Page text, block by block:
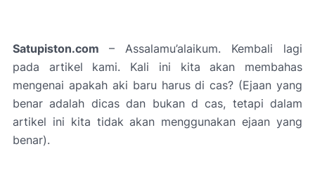
Satupiston.com – Assalamu’alaikum. Kembali lagi
pada artikel kami. Kali ini kita akan membahas
mengenai apakah aki baru harus di cas? (Ejaan yang
benar adalah dicas dan bukan d cas, tetapi dalam
artikel ini kita tidak akan menggunakan ejaan yang
benar).